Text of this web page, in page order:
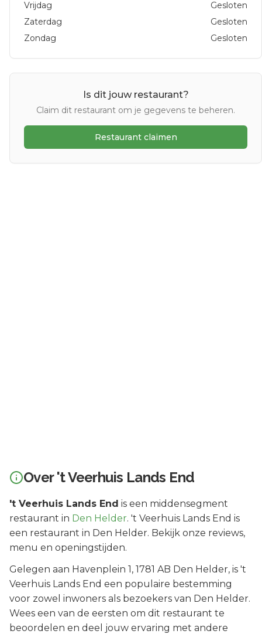
Vrijdag
Gesloten
Zaterdag
Gesloten
Zondag
Gesloten
Is dit jouw restaurant?
Claim dit restaurant om je gegevens te beheren.
Restaurant claimen
Over't Veerhuis Lands End
't Veerhuis Lands End is een middensegment
restaurant in Den Helder. 't Veerhuis Lands End is
een restaurant in Den Helder. Bekijk onze reviews,
menu en openingstijden.
Gelegen aan Havenplein 1, 1781 AB Den Helder, is 't
Veerhuis Lands End een populaire bestemming
voor zowel inwoners als bezoekers van Den Helder.
Wees een van de eersten om dit restaurant te
beoordelen en deel jouw ervaring met andere